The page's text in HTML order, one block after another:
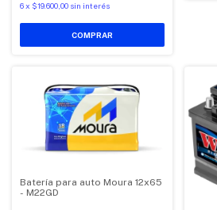
6x $19.600,00 sin interés
Batería para auto Moura 12x65
- M22GD